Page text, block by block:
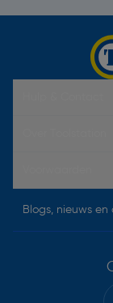
Blogs, nieuws en